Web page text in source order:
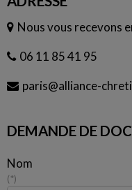
Nous vous recevons
06 11 85 41 95
paris@alliance-
DEMANDE DE
Nom
*